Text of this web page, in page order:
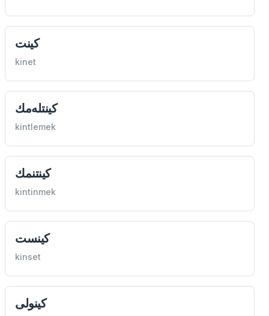
كينت
kinet
كينتله‌مك
kintlemek
كينتنمك
kintinmek
كينست
kinset
كينولی